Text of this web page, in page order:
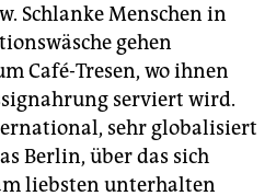
Schlanke Menschen in
gehen
Café-Tresen, wo ihnen
serviert wird.
sehr globalisiert
Berlin, über das sich
liebsten unterhalten